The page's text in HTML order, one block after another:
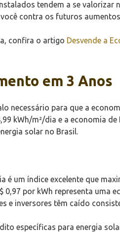
tendem a se valorizar
contra os futuros
confira o artigo Desvende a
em 3 Anos
necessário para que a
kWh/m²/dia e a economia
solar no Brasil.
é um índice excelente que
0,97 por kWh representa uma
e inversores têm caído
específicas para energia